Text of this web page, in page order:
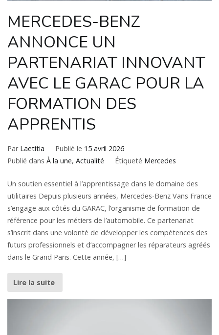
MERCEDES-BENZ
ANNONCE UN
PARTENARIAT INNOVANT
AVEC LE GARAC POUR LA
FORMATION DES
APPRENTIS
Par Laetitia Publié le 15 avril 2026
Publié dans À la une, Actualité Étiqueté Mercedes
Un soutien essentiel à l’apprentissage dans le domaine des
utilitaires Depuis plusieurs années, Mercedes-Benz Vans France
s’engage aux côtés du GARAC, l’organisme de formation de
référence pour les métiers de l’automobile. Ce partenariat
s’inscrit dans une volonté de développer les compétences des
futurs professionnels et d’accompagner les réparateurs agréés
dans le Grand Paris. Cette année, […]
Lire la suite